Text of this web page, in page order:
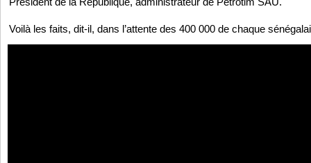
Voilà les faits, dit-il, dans l’attente des 400 000 de chaque